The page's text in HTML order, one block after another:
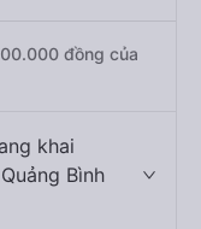
đồng của
khai
Bình